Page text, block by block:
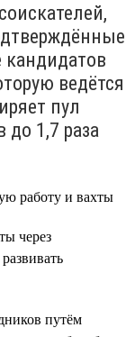
ведётся
пул
1,7 раза
работу и вахты
через
путём